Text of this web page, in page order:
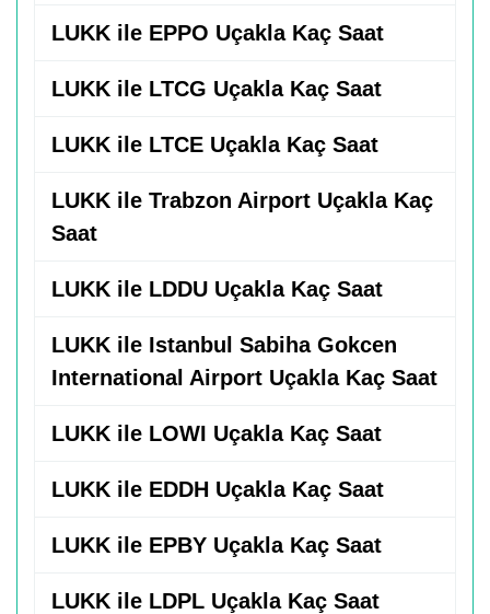
LUKK ile EPPO Uçakla Kaç Saat
LUKK ile LTCG Uçakla Kaç Saat
LUKK ile LTCE Uçakla Kaç Saat
LUKK ile Trabzon Airport Uçakla Kaç
Saat
LUKK ile LDDU Uçakla Kaç Saat
LUKK ile Istanbul Sabiha Gokcen
International Airport Uçakla Kaç Saat
LUKK ile LOWI Uçakla Kaç Saat
LUKK ile EDDH Uçakla Kaç Saat
LUKK ile EPBY Uçakla Kaç Saat
LUKK ile LDPL Uçakla Kaç Saat